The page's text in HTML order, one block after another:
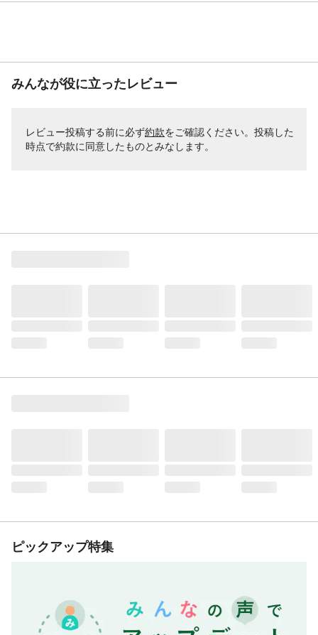
みんなが役に立ったレビュー
レビュー投稿する前に必ず約款をご確認ください。投稿した
時点で約款に同意したものとみなします。
ピックアップ特集